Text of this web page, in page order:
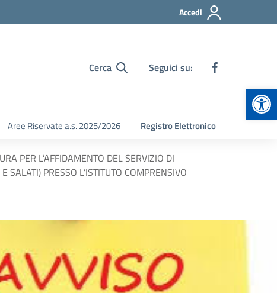
Accedi
Cerca Seguici su:
Aree Riservate a.s. 2025/2026 Registro Elettronico
PER L’AFFIDAMENTO DEL SERVIZIO DI
PRESSO L’ISTITUTO COMPRENSIVO